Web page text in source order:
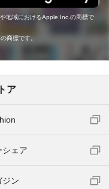
地域におけるApple Inc.の商標で
商標です。
ア
シェア
ジン